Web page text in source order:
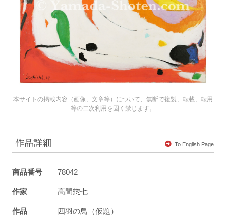
本サイトの掲載内容（画像、文章等）について、無断で複製、転載、転用
等の二次利用を固く禁じます。
作品詳細 To English Page
商品番号 78042
作家 高間惣七
作品 四羽の鳥（仮題）